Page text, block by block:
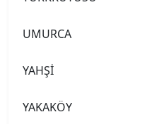
UMURCA
YAHŞİ
YAKAKÖY